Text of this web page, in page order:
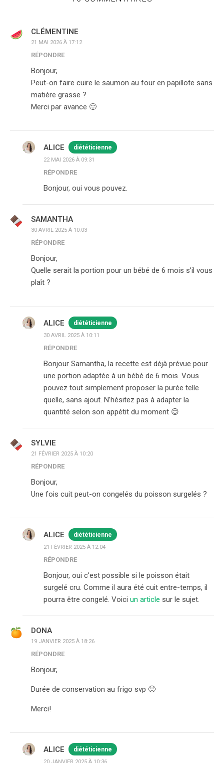
CLÉMENTINE
21 MAI 2026 À 17:12
RÉPONDRE
Bonjour,
Peut-on faire cuire le saumon au four en papillote sans
matière grasse ?
Merci par avance 🙂
ALICE diététicienne
22 MAI 2026 À 09:31
RÉPONDRE
Bonjour, oui vous pouvez.
SAMANTHA
30 AVRIL 2025 À 10:03
RÉPONDRE
Bonjour,
Quelle serait la portion pour un bébé de 6 mois s’il vous
plaît ?
ALICE diététicienne
30 AVRIL 2025 À 10:11
RÉPONDRE
Bonjour Samantha, la recette est déjà prévue pour
une portion adaptée à un bébé de 6 mois. Vous
pouvez tout simplement proposer la purée telle
quelle, sans ajout. N’hésitez pas à adapter la
quantité selon son appétit du moment 😊
SYLVIE
21 FÉVRIER 2025 À 10:20
RÉPONDRE
Bonjour,
Une fois cuit peut-on congelés du poisson surgelés ?
ALICE diététicienne
21 FÉVRIER 2025 À 12:04
RÉPONDRE
Bonjour, oui c'est possible si le poisson était
surgelé cru. Comme il aura été cuit entre-temps, il
pourra être congelé. Voici un article sur le sujet.
DONA
19 JANVIER 2025 À 18:26
RÉPONDRE
Bonjour,
Durée de conservation au frigo svp 🙂
Merci!
ALICE diététicienne